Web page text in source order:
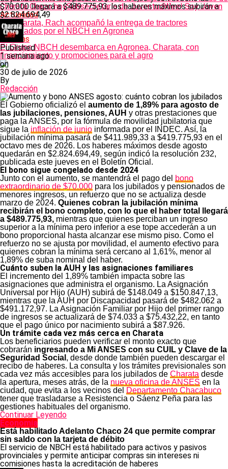
Charata Chaco hoySubsecretaría de JuventudWee! Soy Joven
Actualidad
En Charata, Rach acompañó la entrega de tractores
financiados por el NBCH en Agronea
Noticias
El Grupo NBCH desembarca en Agronea, Charata, con
financiamiento y promociones para el agro
$70.000 llegará a $489.775,93; los haberes máximos subirán a
$2.824.694,49
Published
1 semana ago
on
30 de julio de 2026
By
Redacción
El Gobierno oficializó el aumento de 1,89% para agosto de
las jubilaciones, pensiones, AUH y otras prestaciones que
paga la ANSES, por la fórmula de movilidad jubilatoria que
sigue la inflación de junio informada por el INDEC. Así, la
jubilación mínima pasará de $411.989,33 a $419.775,93 en el
octavo mes de 2026. Los haberes máximos desde agosto
quedarán en $2.824.694,49, según indicó la resolución 232,
publicada este jueves en el Boletín Oficial.
El bono sigue congelado desde 2024
Junto con el aumento, se mantendrá el pago del bono
extraordinario de $70.000 para los jubilados y pensionados de
menores ingresos, un refuerzo que no se actualiza desde
marzo de 2024. Quienes cobran la jubilación mínima
recibirán el bono completo, con lo que el haber total llegará
a $489.775,93, mientras que quienes perciban un ingreso
superior a la mínima pero inferior a ese tope accederán a un
bono proporcional hasta alcanzar ese mismo piso. Como el
refuerzo no se ajusta por movilidad, el aumento efectivo para
quienes cobran la mínima será cercano al 1,61%, menor al
1,89% de suba nominal del haber.
Cuánto suben la AUH y las asignaciones familiares
El incremento del 1,89% también impacta sobre las
asignaciones que administra el organismo. La Asignación
Universal por Hijo (AUH) subirá de $148.049 a $150.847,13,
mientras que la AUH por Discapacidad pasará de $482.062 a
$491.172,97. La Asignación Familiar por Hijo del primer rango
de ingresos se actualizará de $74.033 a $75.432,22, en tanto
que el pago único por nacimiento subirá a $87.926.
Un trámite cada vez más cerca en Charata
Los beneficiarios pueden verificar el monto exacto que
cobrarán ingresando a Mi ANSES con su CUIL y Clave de la
Seguridad Social , desde donde también pueden descargar el
recibo de haberes. La consulta y los trámites previsionales son
cada vez más accesibles para los jubilados de Charata desde
la apertura, meses atrás, de la nueva oficina de ANSES en la
ciudad, que evita a los vecinos del Departamento Chacabuco
tener que trasladarse a Resistencia o Sáenz Peña para las
gestiones habituales del organismo.
Continuar Leyendo
Economía
Está habilitado Adelanto Chaco 24 que permite comprar
sin saldo con la tarjeta de débito
El servicio de NBCH está habilitado para activos y pasivos
provinciales y permite anticipar compras sin intereses ni
comisiones hasta la acreditación de haberes